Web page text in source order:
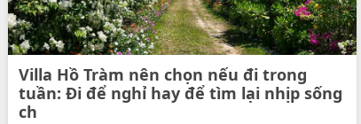
Villa Hồ Tràm nên chọn nếu đi trong
tuần: Đi để nghỉ hay để tìm lại nhịp sống
ch